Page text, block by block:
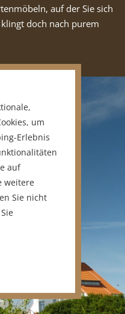
auf der Sie sich
doch nach purem
um
Erlebnis
auf
weitere
Sie nicht